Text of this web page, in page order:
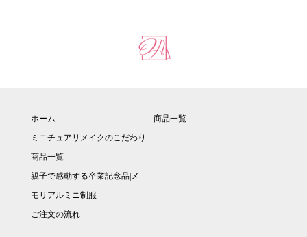
ホーム
ミニチュアリメイクのこだわり
商品一覧
親子で感動する卒業記念品|メ
モリアルミニ制服
ご注文の流れ
商品一覧